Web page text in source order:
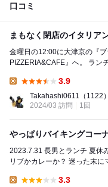
口コミ
まもなく閉店のイタリアン
金曜日の12:00に大津京の『
PIZZERIA&CAFE』へ。 ランチは「malibu 前菜ビュッフェランチ(1,859
3.9
Takahashi0611 （1122）
2024/03 訪問
1回
やっぱりバイキングコー
2023.7.31 長男とランチ 夏休み中はお互いに忙しいので久しぶりです マ
リブかカレーか？ 迷った末にマリブさんに決めました 私はマルゲリータ
3.3